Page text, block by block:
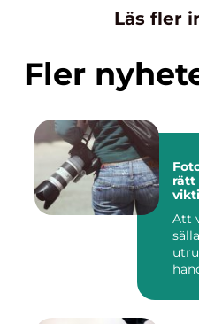
Läs fler
Fler
rätt
Att